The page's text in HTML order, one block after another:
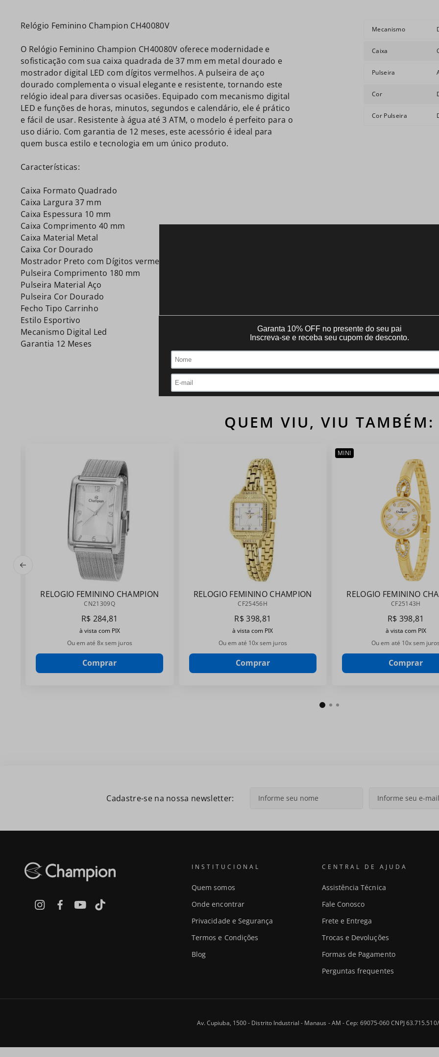
Relógio Feminino Champion CH40080V
O Relógio Feminino Champion CH40080V oferece modernidade e
sofisticação com sua caixa quadrada de 37 mm em metal dourado e
mostrador digital LED com dígitos vermelhos. A pulseira de aço
dourado complementa o visual elegante e resistente, tornando este
relógio ideal para diversas ocasiões. Equipado com mecanismo digital
LED e funções de horas, minutos, segundos e calendário, ele é prático
e fácil de usar. Resistente à água até 3 ATM, o modelo é perfeito para o
uso diário. Com garantia de 12 meses, este acessório é ideal para
quem busca estilo e tecnologia em um único produto.
Características:
Caixa Formato Quadrado
Caixa Largura 37 mm
Caixa Espessura 10 mm
Caixa Comprimento 40 mm
Caixa Material Metal
Caixa Cor Dourado
Mostrador Preto com Dígitos vermelhos
Pulseira Comprimento 180 mm
Pulseira Material Aço
Pulseira Cor Dourado
Fecho Tipo Carrinho
Estilo Esportivo
Mecanismo Digital Led
Garantia 12 Meses
Mecanismo
Caixa
Pulseira
Cor
Cor Pulseira
QUEM VIU, VIU TAMBÉM:
RELOGIO FEMININO CHAMPION
CN21309Q
CN21309Q
R$ 284,81
à vista com PIX
Ou em até8x sem juros
Comprar
RELOGIO FEMININO CHAMPION
CF25456H
CF25456H
R$ 398,81
à vista com PIX
Ou em até 10x sem juros
Comprar
MINI
RELOGIO FEMININO
CF25143H
CF25143H
R$ 398,81
à vista com PIX
Ou em até 10x sem
Comprar
Cadastre-se na nossa newsletter:
INSTITUCIONAL
Quem somos
Onde encontrar
Privacidade e Segurança
Termos e Condições
Blog
CENTRAL DE AJUDA
Assistência Técnica
Fale Conosco
Frete e Entrega
Trocas e Devoluções
Formas de Pagamento
Perguntas frequentes
Av. Cupiuba, 1500 - Distrito Industrial - Manaus - AM - Cep: 69075-060 CNPJ